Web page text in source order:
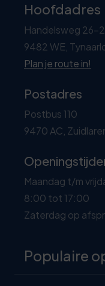
Hoofdadres
Handelsweg 26-
9482 WE,
Plan je route in!
Postadres
Postbus 110
9470 AC,
Maandag t/m
8:00 tot 17:00
Zaterdag op
Populaire